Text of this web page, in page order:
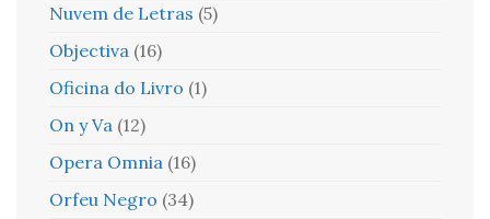
Nuvem de Letras (5)
Objectiva (16)
Oficina do Livro (1)
On y Va (12)
Opera Omnia (16)
Orfeu Negro (34)